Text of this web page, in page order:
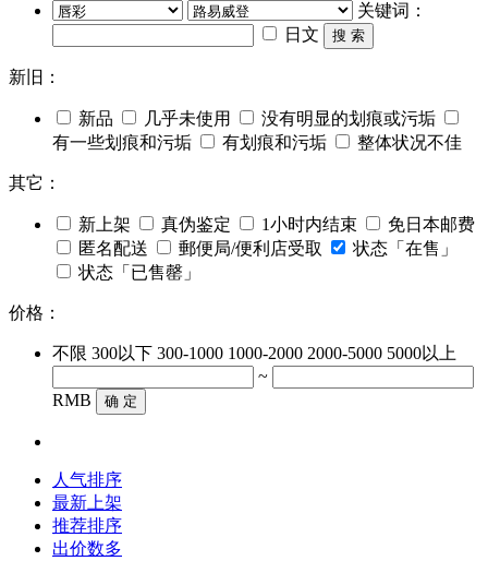
关键词：
日文
搜 索
新旧：
新品 几乎未使用
没有明显的划痕或污垢
有一些划痕和污垢
有划痕和污垢 整体状况不佳
其它：
新上架 真伪鉴定 1小时内结束
免日本邮费
匿名配送
郵便局/便利店受取
状态「在售」
状态「已售罄」
价格：
不限 300以下 300-1000 1000-2000 2000-5000 5000以上
~
RMB
确 定
人气排序
最新上架
推荐排序
出价数多